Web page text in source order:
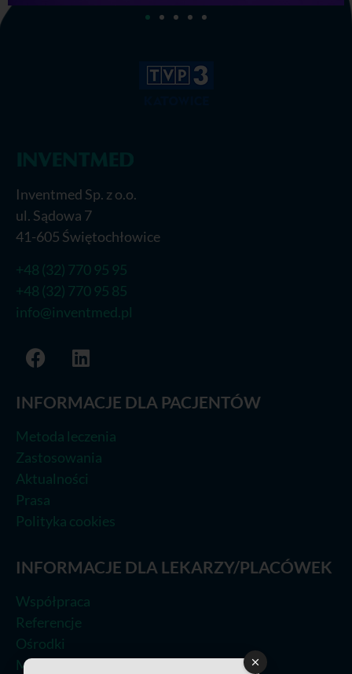
Inventmed Sp. z o.o.
ul. Sądowa 7
41-605 Świętochłowice
+48 (32) 770 95 95
+48 (32) 770 95 85
info@inventmed.pl
INFORMACJE DLA PACJENTÓW
Metoda leczenia
Zastosowania
Aktualności
Prasa
Polityka cookies
INFORMACJE DLA LEKARZY/PLACÓWEK
Współpraca
Referencje
Ośrodki
Metoda leczenia